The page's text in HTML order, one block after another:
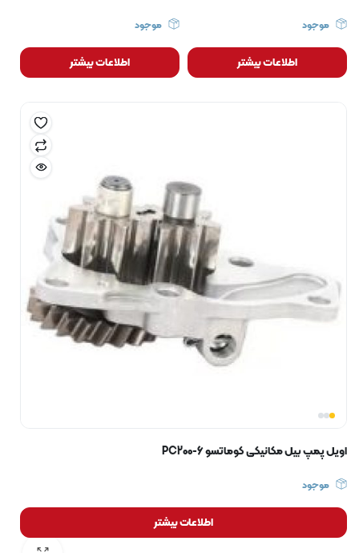
موجود
اطلاعات بیشتر
موجود
اطلاعات بیشتر
اویل پمپ بیل مکانیکی کوماتسو PC200-6
موجود
اطلاعات بیشتر